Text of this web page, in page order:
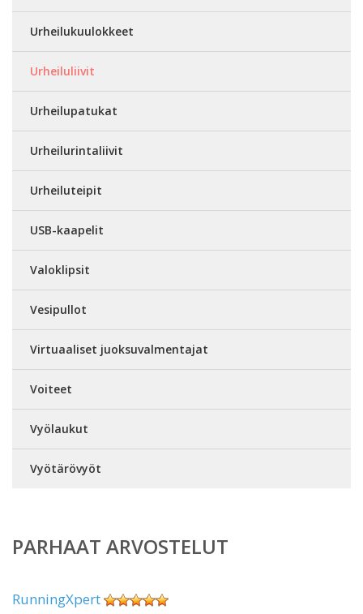
Urheilukuulokkeet
Urheiluliivit
Urheilupatukat
Urheilurintaliivit
Urheiluteipit
USB-kaapelit
Valoklipsit
Vesipullot
Virtuaaliset juoksuvalmentajat
Voiteet
Vyölaukut
Vyötärövyöt
PARHAAT ARVOSTELUT
RunningXpert